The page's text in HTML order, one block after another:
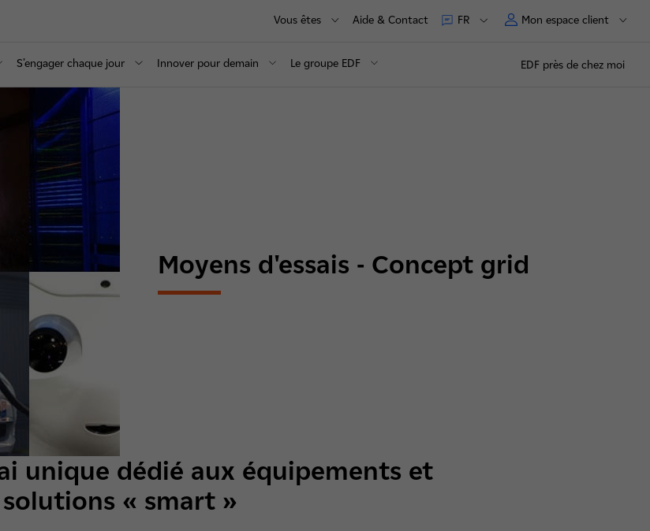
Vous êtes Aide & Contact FR Mon espace client
S’engager chaque jour Innover pour demain Le groupe EDF EDF près de chez moi
Moyens d'essais - Concept grid
unique dédié aux équipements et
solutions « smart »